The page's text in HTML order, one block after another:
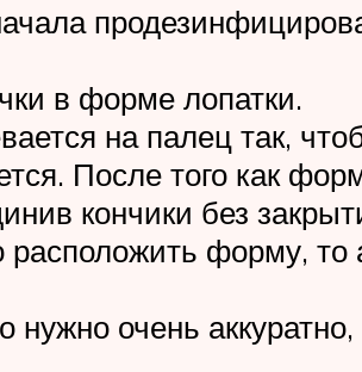
в форме лопатки.
на палец так,
После того как
кончики без
форму, то
очень